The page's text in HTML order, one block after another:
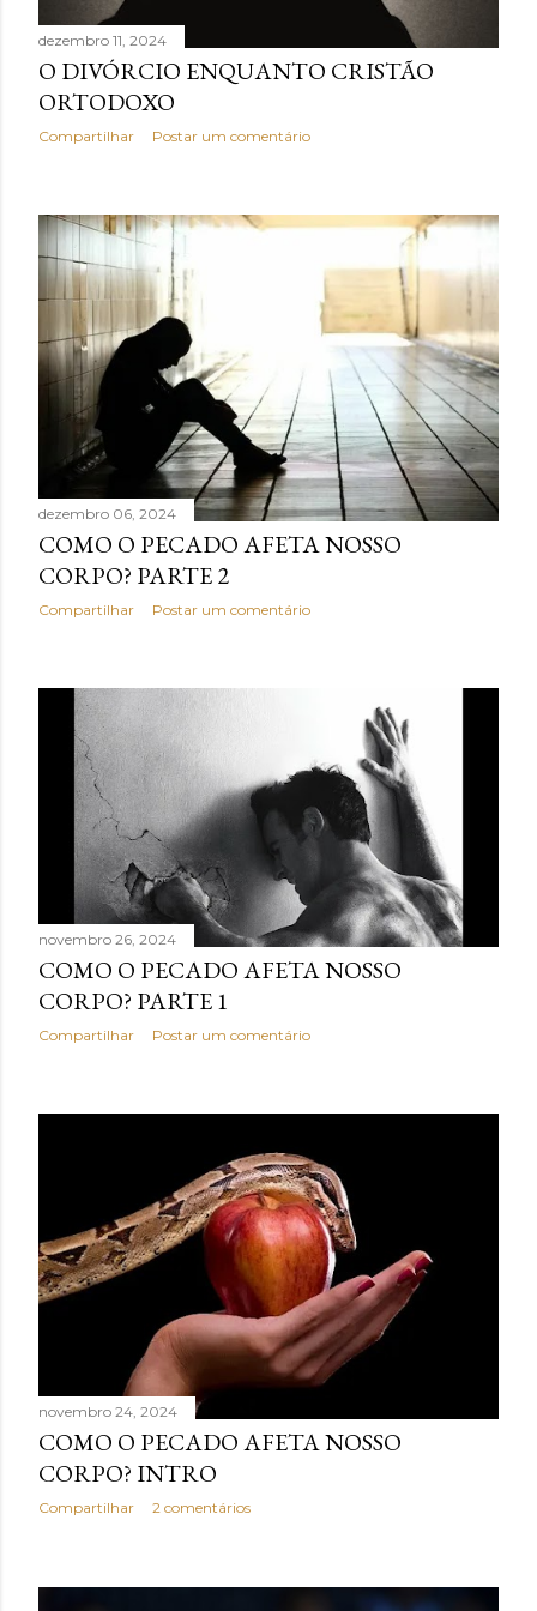
dezembro 11, 2024
O DIVÓRCIO ENQUANTO CRISTÃO
ORTODOXO
Compartilhar Postar um comentário
dezembro 06, 2024
COMO O PECADO AFETA NOSSO
CORPO? PARTE 2
Compartilhar Postar um comentário
novembro 26, 2024
COMO O PECADO AFETA NOSSO
CORPO? PARTE 1
Compartilhar Postar um comentário
novembro 24, 2024
COMO O PECADO AFETA NOSSO
CORPO? INTRO
Compartilhar 2 comentários